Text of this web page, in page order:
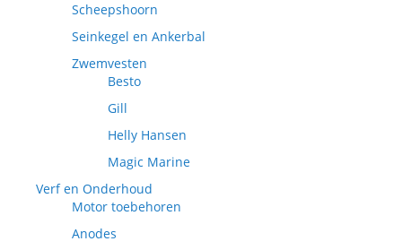
Scheepshoorn
Seinkegel en Ankerbal
Zwemvesten
Besto
Gill
Helly Hansen
Magic Marine
Verf en Onderhoud
Motor toebehoren
Anodes